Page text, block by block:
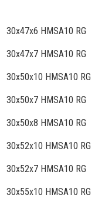
30x47x6 HMSA10 RG
30x47x7 HMSA10 RG
30x50x10 HMSA10 RG
30x50x7 HMSA10 RG
30x50x8 HMSA10 RG
30x52x10 HMSA10 RG
30x52x7 HMSA10 RG
30x55x10 HMSA10 RG